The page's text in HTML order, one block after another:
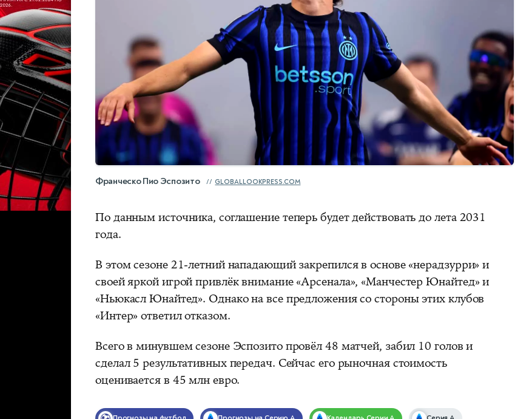
Франческо Пио Эспозито GLOBALLOOKPRESS.COM
По данным источника, соглашение теперь будет действовать до лета 2031
года.
В этом сезоне 21‑летний нападающий закрепился в основе «нерадзурри» и
своей яркой игрой привлёк внимание «Арсенала», «Манчестер Юнайтед» и
«Ньюкасл Юнайтед». Однако на все предложения со стороны этих клубов
«Интер» ответил отказом.
Всего в минувшем сезоне Эспозито провёл 48 матчей, забил 10 голов и
сделал 5 результативных передач. Сейчас его рыночная стоимость
оценивается в 45 млн евро.